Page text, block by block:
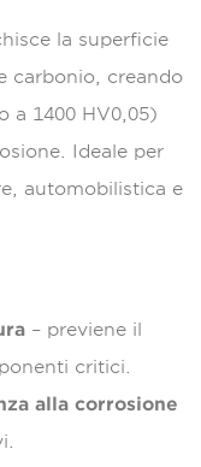
la superficie
carbonio, creando
a 1400 HV0,05)
Ideale per
automobilistica e
– previene il
critici.
alla corrosione